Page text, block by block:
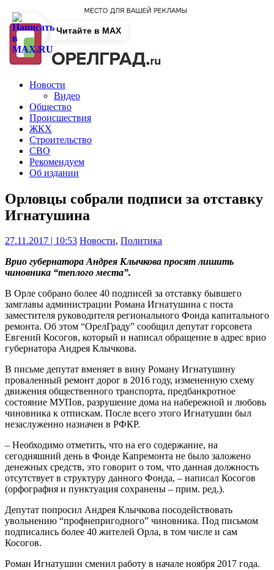
Новости
Видео
Общество
Происшествия
ЖКХ
Строительство
СВО
Рекомендуем
Об издании
Орловцы собрали подписи за отставку
Игнатушина
27.11.2017 | 10:53 Новости, Политика
Врио губернатора Андрея Клычкова просят лишить
чиновника “теплого места”.
В Орле собрано более 40 подписей за отставку бывшего
замглавы администрации Романа Игнатушина с поста
заместителя руководителя регионального Фонда капитального
ремонта. Об этом “ОрелГраду” сообщил депутат горсовета
Евгений Косогов, который и написал обращение в адрес врио
губернатора Андрея Клычкова.
В письме депутат вменяет в вину Роману Игнатушину
проваленный ремонт дорог в 2016 году, измененную схему
движения общественного транспорта, предбанкротное
состояние МУПов, разрушение дома на набережной и любовь
чиновника к отпискам. После всего этого Игнатушин был
незаслуженно назначен в РФКР.
– Необходимо отметить, что на его содержание, на
сегодняшний день в Фонде Капремонта не было заложено
денежных средств, это говорит о том, что данная должность
отсутствует в структуру данного Фонда, – написал Косогов
(орфография и пунктуация сохранены – прим. ред.).
Депутат попросил Андрея Клычкова посодействовать
увольнению “профнепригодного” чиновника. Под письмом
подписались более 40 жителей Орла, в том числе и сам
Косогов.
Роман Игнатушин сменил работу в начале ноября 2017 года.
Читайте в MAX